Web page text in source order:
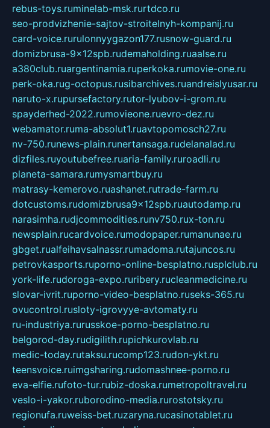
rebus-toys.ruminelab-msk.rurtdco.ru
seo-prodvizhenie-sajtov-stroitelnyh-kompanij.ru
card-voice.rurulonnyygazon177.rusnow-guard.ru
domizbrusa-9x12spb.rudemaholding.ruaalse.ru
a380club.ruargentinamia.ruperkoka.rumovie-one.ru
perk-oka.rug-octopus.rusibarchives.ruandreislyusar.ru
naruto-x.rupursefactory.rutor-lyubov-i-grom.ru
spayderhed-2022.rumovieone.ruevro-dez.ru
webamator.ruma-absolut1.ruavtopomosch27.ru
nv-750.runews-plain.runertansaga.rudelanalad.ru
dizfiles.ruyoutubefree.ruaria-family.ruroadli.ru
planeta-samara.rumysmartbuy.ru
matrasy-kemerovo.ruashanet.rutrade-farm.ru
dotcustoms.rudomizbrusa9x12spb.ruautodamp.ru
narasimha.rudjcommodities.runv750.rux-ton.ru
newsplain.rucardvoice.rumodopaper.rumanunae.ru
gbget.rualfeihavsalnassr.rumadoma.rutajuncos.ru
petrovkasports.ruporno-online-besplatno.rusplclub.ru
york-life.rudoroga-expo.ruribery.rucleanmedicine.ru
slovar-ivrit.ruporno-video-besplatno.ruseks-365.ru
ovucontrol.rusloty-igrovyye-avtomaty.ru
ru-industriya.rurusskoe-porno-besplatno.ru
belgorod-day.rudigilith.rupichkurovlab.ru
medic-today.rutaksu.rucomp123.rudon-ykt.ru
teensvoice.ruimgsharing.rudomashnee-porno.ru
eva-elfie.rufoto-tur.rubiz-doska.rumetropoltravel.ru
veslo-i-yakor.ruborodino-media.rurostotsky.ru
regionufa.ruweiss-bet.ruzaryna.rucasinotablet.ru